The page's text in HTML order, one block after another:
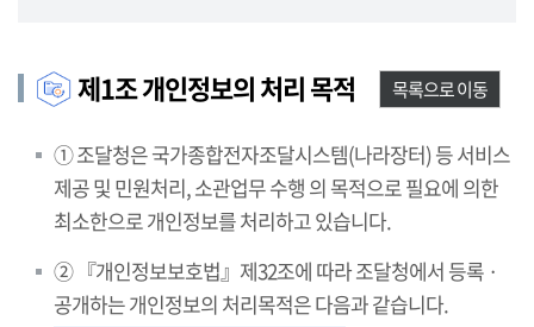
제1조 개인정보의 처리 목적 목록으로 이동
① 조달청은 국가종합전자조달시스템(나라장터) 등 서비스
제공 및 민원처리, 소관업무 수행 의 목적으로 필요에 의한
최소한으로 개인정보를 처리하고 있습니다.
② 『개인정보보호법』제32조에 따라 조달청에서 등록 ·
공개하는 개인정보의 처리목적은 다음과 같습니다.